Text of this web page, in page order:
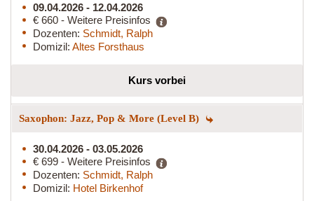
09.04.2026 - 12.04.2026
€ 660 - Weitere Preisinfos
Dozenten: Schmidt, Ralph
Domizil: Altes Forsthaus
Kurs vorbei
Saxophon: Jazz, Pop & More (Level B)
30.04.2026 - 03.05.2026
€ 699 - Weitere Preisinfos
Dozenten: Schmidt, Ralph
Domizil: Hotel Birkenhof